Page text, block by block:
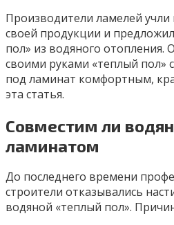
Производители ламелей
своей продукции и
пол» из водяного отопления.
своими руками «теплый пол»
под ламинат комфортным,
эта статья.
Совместим ли
ламинатом
До последнего времени
строители отказывались
водяной «теплый пол».